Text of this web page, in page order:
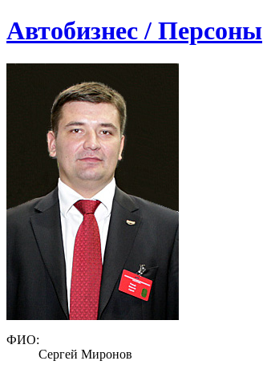
Автобизнес / Персоны
ФИО:
Сергей Миронов